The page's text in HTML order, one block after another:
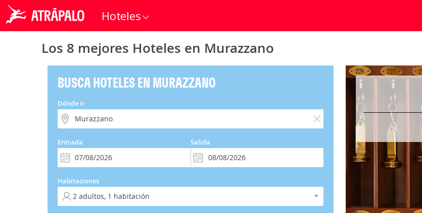
Hoteles
Los 8 mejores Hoteles en Murazzano
BUSCA HOTELES EN MURAZZANO
Dónde ir
Entrada Salida
Habitaciones